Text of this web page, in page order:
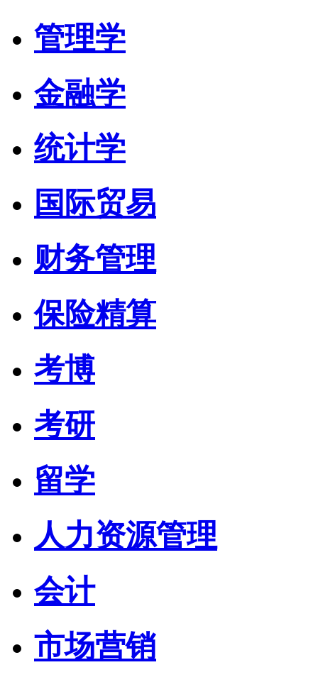
管理学
金融学
统计学
国际贸易
财务管理
保险精算
考博
考研
留学
人力资源管理
会计
市场营销